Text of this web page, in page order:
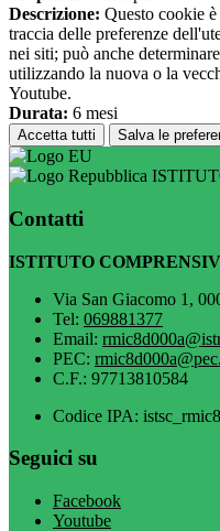
Descrizione: Questo cookie
traccia delle preferenze
nei siti; può anche
utilizzando la nuova o la
Youtube.
Durata: 6 mesi
Accetta tutti Salva le
Contatti
ISTITUTO
Via San Giacomo 1,
Tel: 069881377
Email:
PEC:
C.F.: 97713810584
Codice IPA:
Seguici su
Facebook
Youtube